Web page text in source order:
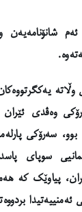
شانۆنامەیەن
وڵاتە
وەڤدی ئێران
سەرۆکی
سوپای
پیاوێک کە
ئەمنییەتیدا